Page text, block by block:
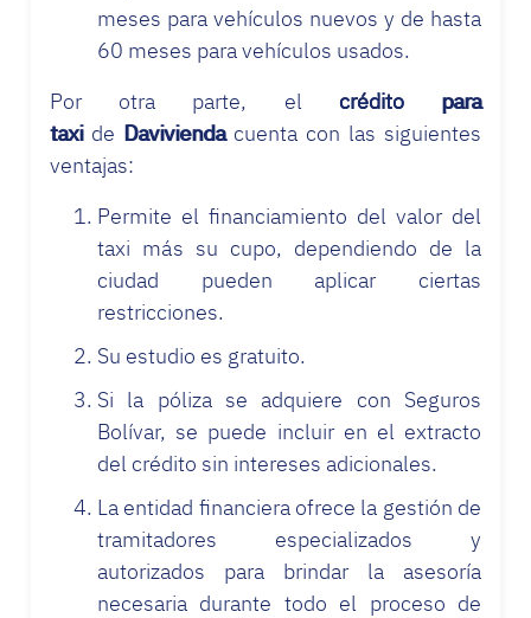
meses para vehículos nuevos y de hasta
60 meses para vehículos usados.
Por otra parte, el crédito para
taxi de Davivienda cuenta con las siguientes
ventajas:
Permite el financiamiento del valor del
taxi más su cupo, dependiendo de la
ciudad pueden aplicar ciertas
restricciones.
Su estudio es gratuito.
Si la póliza se adquiere con Seguros
Bolívar, se puede incluir en el extracto
del crédito sin intereses adicionales.
La entidad financiera ofrece la gestión de
tramitadores especializados y
autorizados para brindar la asesoría
necesaria durante todo el proceso de